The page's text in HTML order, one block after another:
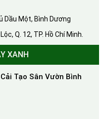
Dầu Một, Bình Dương
Q. 12, TP. Hồ Chí Minh.
XANH
Tạo Sân Vườn Bình